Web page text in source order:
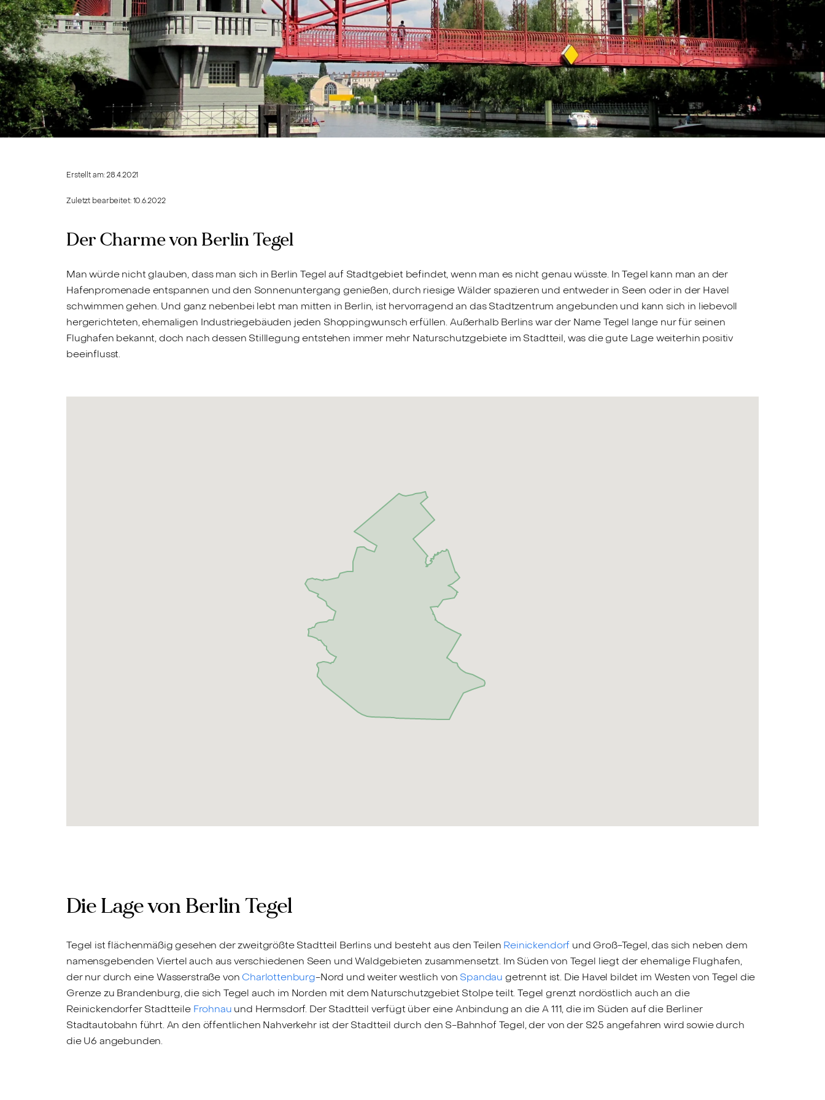
Erstellt am:28.4.2021
Zuletzt bearbeitet:10.6.2022
Der Charme von Berlin Tegel
Man würde nicht glauben, dass man sich in Berlin Tegel auf Stadtgebiet befindet, wenn man es nicht genau wüsste. In Tegel kann man an der
Hafenpromenade entspannen und den Sonnenuntergang genießen, durch riesige Wälder spazieren und entweder in Seen oder in der Havel
schwimmen gehen. Und ganz nebenbei lebt man mitten in Berlin, ist hervorragend an das Stadtzentrum angebunden und kann sich in liebevoll
hergerichteten, ehemaligen Industriegebäuden jeden Shoppingwunsch erfüllen. Außerhalb Berlins war der Name Tegel lange nur für seinen
Flughafen bekannt, doch nach dessen Stilllegung entstehen immer mehr Naturschutzgebiete im Stadtteil, was die gute Lage weiterhin positiv
beeinflusst.
Die Lage von Berlin Tegel
Tegel ist flächenmäßig gesehen der zweitgrößte Stadtteil Berlins und besteht aus den Teilen Reinickendorf und Groß-Tegel, das sich neben dem
namensgebenden Viertel auch aus verschiedenen Seen und Waldgebieten zusammensetzt. Im Süden von Tegel liegt der ehemalige Flughafen,
der nur durch eine Wasserstraße von Charlottenburg-Nord und weiter westlich von Spandau getrennt ist. Die Havel bildet im Westen von Tegel die
Grenze zu Brandenburg, die sich Tegel auch im Norden mit dem Naturschutzgebiet Stolpe teilt. Tegel grenzt nordöstlich auch an die
Reinickendorfer Stadtteile Frohnau und Hermsdorf. Der Stadtteil verfügt über eine Anbindung an die A 111, die im Süden auf die Berliner
Stadtautobahn führt. An den öffentlichen Nahverkehr ist der Stadtteil durch den S-Bahnhof Tegel, der von der S25 angefahren wird sowie durch
die U6 angebunden.